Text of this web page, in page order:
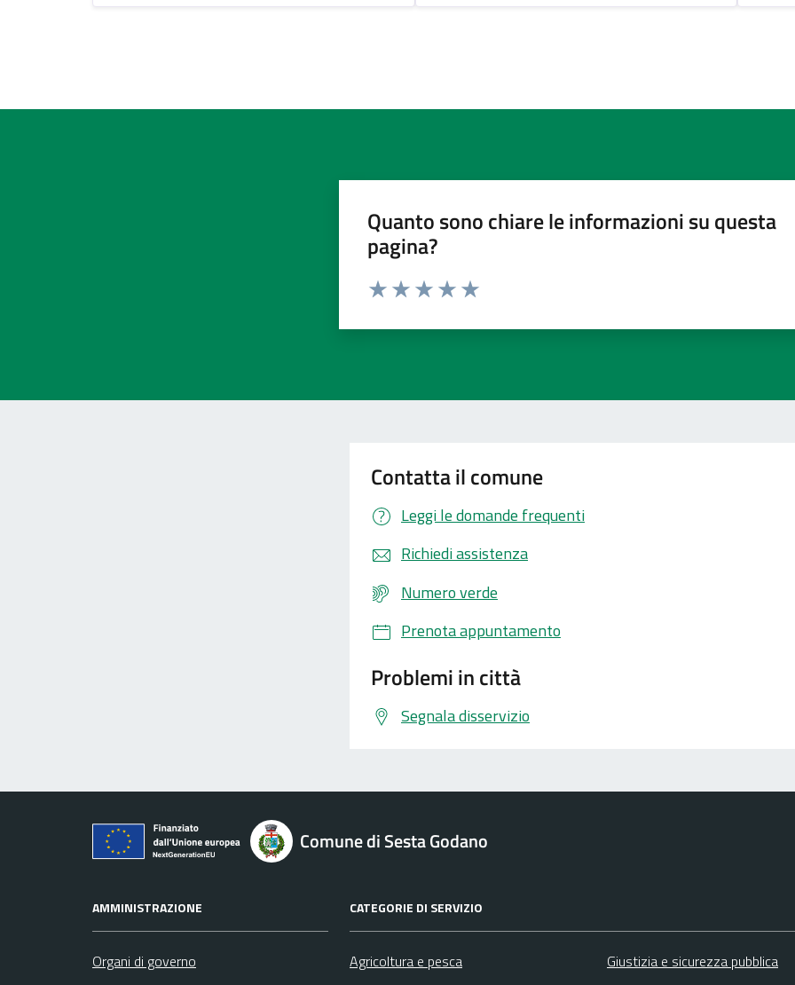
Quanto sono chiare le informazioni su questa
pagina?
Contatta il comune
Leggi le domande frequenti
Richiedi assistenza
Numero verde
Prenota appuntamento
Problemi in città
Segnala disservizio
Comune di Sesta Godano
AMMINISTRAZIONE
Organi di governo
CATEGORIE DI SERVIZIO
Agricoltura e pesca
Giustizia e sicurezza pubblica